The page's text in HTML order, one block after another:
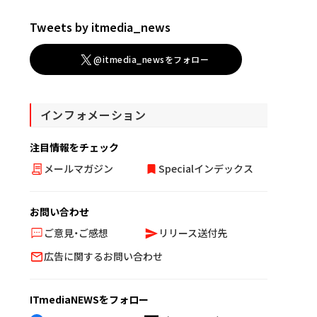
Tweets by itmedia_news
@itmedia_newsをフォロー
インフォメーション
注目情報をチェック
メールマガジン
Specialインデックス
お問い合わせ
ご意見・ご感想
リリース送付先
広告に関するお問い合わせ
ITmediaNEWSをフォロー